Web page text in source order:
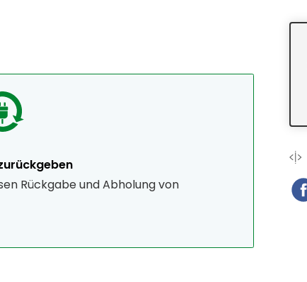
Rückgabe und Abholung von